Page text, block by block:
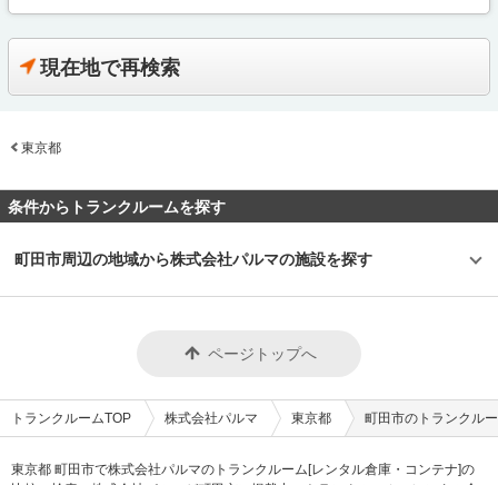
現在地で再検索
東京都
条件からトランクルームを探す
町田市周辺の地域から株式会社パルマの施設を探す
ページトップへ
トランクルームTOP 株式会社パルマ 東京都 町田市のトランクル
東京都 町田市で株式会社パルマのトランクルーム[レンタル倉庫・コンテナ]の